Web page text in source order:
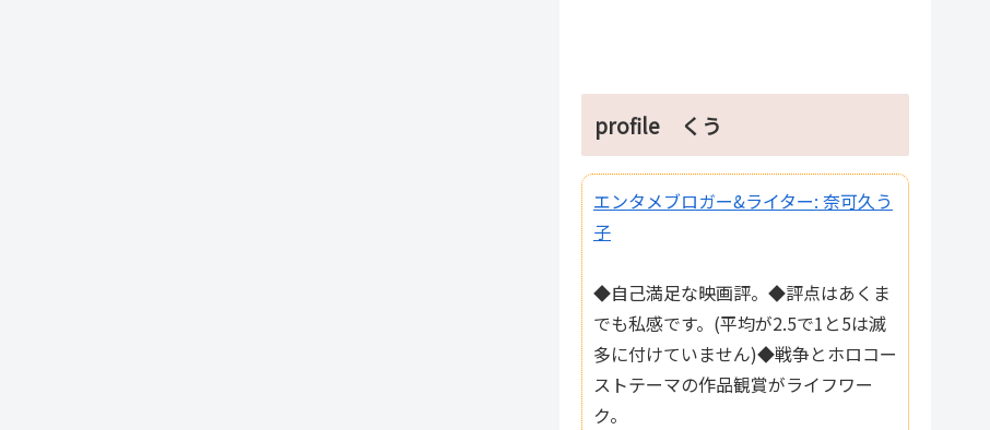
profile くう
エンタメブロガー&ライター: 奈可久う
子
◆自己満足な映画評。◆評点はあくま
でも私感です。(平均が2.5で1と5は滅
多に付けていません)◆戦争とホロコー
ストテーマの作品観賞がライフワー
ク。